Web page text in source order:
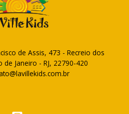
de Assis, 473 - Recreio dos
de Janeiro - RJ, 22790-420